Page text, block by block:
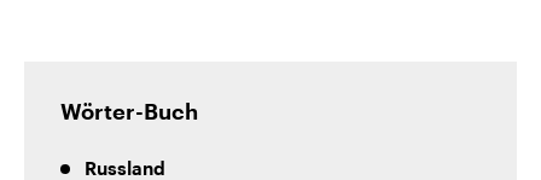
Wörter-Buch
Russland